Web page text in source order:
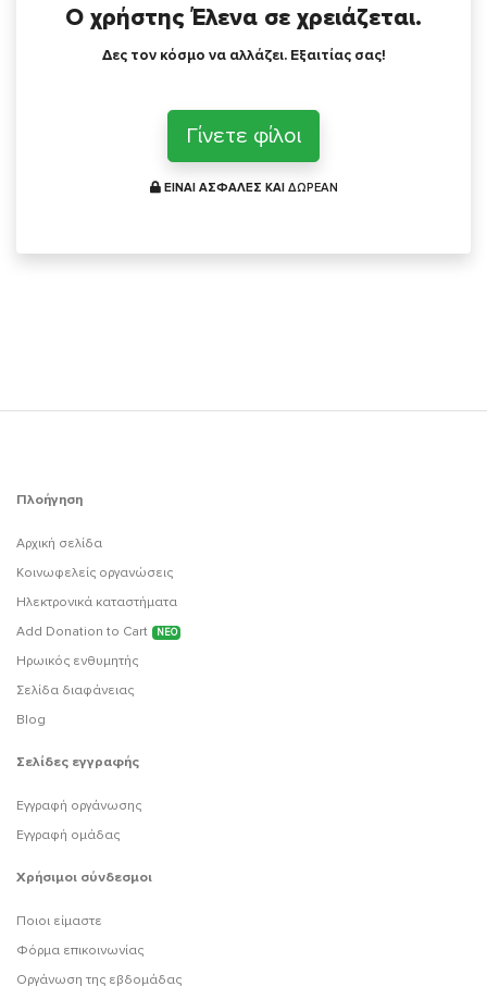
Ο χρήστης Έλενα σε χρειάζεται.
Δες τον κόσμο να αλλάζει. Εξαιτίας σας!
Γίνετε φίλοι
ΕΙΝΑΙ ΑΣΦΑΛΕΣ ΚΑΙ ΔΩΡΕΑΝ
Πλοήγηση
Αρχική σελίδα
Κοινωφελείς οργανώσεις
Ηλεκτρονικά καταστήματα
Add Donation to Cart
ΝΕΟ
Ηρωικός ενθυμητής
Σελίδα διαφάνειας
Blog
Σελίδες εγγραφής
Εγγραφή οργάνωσης
Εγγραφή ομάδας
Χρήσιμοι σύνδεσμοι
Ποιοι είμαστε
Φόρμα επικοινωνίας
Οργάνωση της εβδομάδας